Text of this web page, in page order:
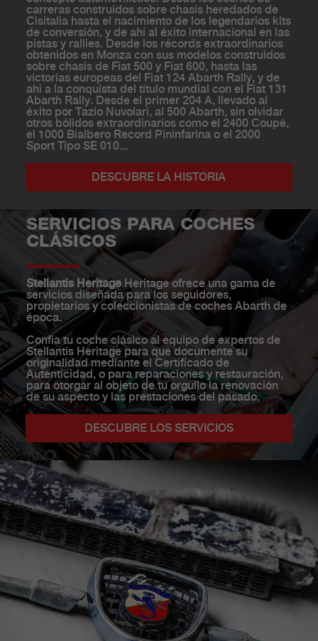
carreras construidos sobre chasis heredados de
Cisitalia hasta el nacimiento de los legendarios kits
de conversión, y de ahí al éxito internacional en las
pistas y rallies. Desde los récords extraordinarios
obtenidos en Monza con sus modelos construidos
sobre chasis de Fiat 500 y Fiat 600, hasta las
victorias europeas del Fiat 124 Abarth Rally, y de
ahí a la conquista del título mundial con el Fiat 131
Abarth Rally. Desde el primer 204 A, llevado al
éxito por Tazio Nuvolari, al 500 Abarth, sin olvidar
otros bólidos extraordinarios como el 2400 Coupé,
el 1000 Bialbero Record Pininfarina o el 2000
Sport Tipo SE 010...
DESCUBRE LA HISTORIA
SERVICIOS PARA COCHES
CLÁSICOS
Stellantis Heritage Heritage ofrece una gama de
servicios diseñada para los seguidores,
propietarios y coleccionistas de coches Abarth de
época.
Confía tu coche clásico al equipo de expertos de
Stellantis Heritage para que documente su
originalidad mediante el Certificado de
Autenticidad, o para reparaciones y restauración,
para otorgar al objeto de tu orgullo la renovación
de su aspecto y las prestaciones del pasado.
DESCUBRE LOS SERVICIOS